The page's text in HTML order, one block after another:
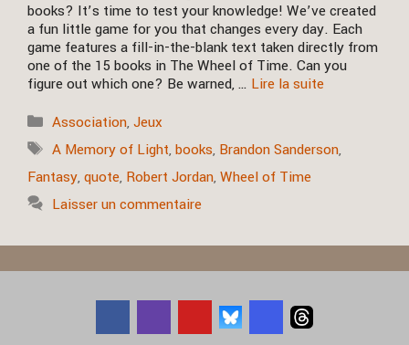
books? It’s time to test your knowledge! We’ve created
a fun little game for you that changes every day. Each
game features a fill-in-the-blank text taken directly from
one of the 15 books in The Wheel of Time. Can you
figure out which one? Be warned, … Lire la suite
Catégories
Association,Jeux
Étiquettes
A Memory of Light,books, Brandon Sanderson,
Fantasy, quote, Robert Jordan, Wheel of Time
Laisser un commentaire